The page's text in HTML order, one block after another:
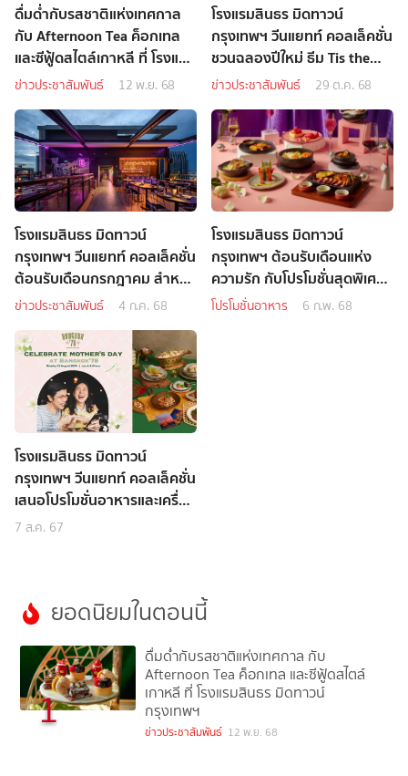
ดื่มด่ำกับรสชาติแห่งเทศกาล
กับ Afternoon Tea ค็อกเทล
และซีฟู้ดสไตล์เกาหลี ที่ โรงแรม
สินธร มิดทาวน์ กรุงเทพฯ
ข่าวประชาสัมพันธ์ 12 พ.ย. 68
โรงแรมสินธร มิดทาวน์
กรุงเทพฯ วีนแยทท์ คอลเล็คชั่น
ชวนฉลองปีใหม่ ธีม Tis the
Golden Season: Festive
ข่าวประชาสัมพันธ์ 29 ต.ค. 68
โรงแรมสินธร มิดทาวน์
กรุงเทพฯ วีนแยทท์ คอลเล็คชั่น
ต้อนรับเดือนกรกฎาคม สำหรับ
คนรักไอศกรีม และค็อกเทล
ข่าวประชาสัมพันธ์ 4 ก.ค. 68
โรงแรมสินธร มิดทาวน์
กรุงเทพฯ ต้อนรับเดือนแห่ง
ความรัก กับโปรโมชั่นสุดพิเศษ
ในเดือนกุมภาพันธ์
โปรโมชั่นอาหาร 6 ก.พ. 68
โรงแรมสินธร มิดทาวน์
กรุงเทพฯ วีนแยทท์ คอลเล็คชั่น
เสนอโปรโมชั่นอาหารและเครื่อง
ดื่ม ต้อนรับวันแม่
7 ส.ค. 67
ยอดนิยมในตอนนี้
1
ดื่มด่ำกับรสชาติแห่งเทศกาล กับ
Afternoon Tea ค็อกเทล และซีฟู้ดสไตล์
เกาหลี ที่ โรงแรมสินธร มิดทาวน์
กรุงเทพฯ
ข่าวประชาสัมพันธ์ 12 พ.ย. 68